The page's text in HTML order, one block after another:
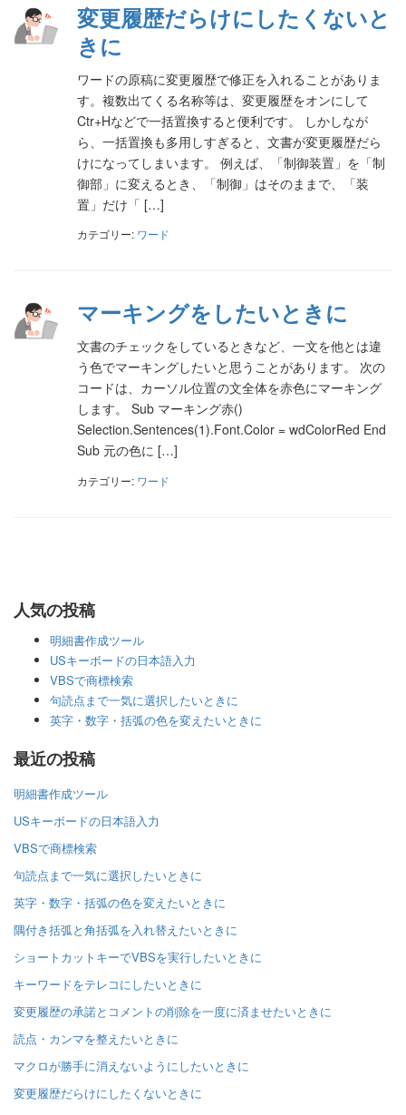
変更履歴だらけにしたくないと
きに
ワードの原稿に変更履歴で修正を入れることがありま
す。複数出てくる名称等は、変更履歴をオンにして
Ctr+Hなどで一括置換すると便利です。 しかしなが
ら、一括置換も多用しすぎると、文書が変更履歴だら
けになってしまいます。 例えば、「制御装置」を「制
御部」に変えるとき、「制御」はそのままで、「装
置」だけ「 […]
カテゴリー: ワード
マーキングをしたいときに
文書のチェックをしているときなど、一文を他とは違
う色でマーキングしたいと思うことがあります。 次の
コードは、カーソル位置の文全体を赤色にマーキング
します。 Sub マーキング赤()
Selection.Sentences(1).Font.Color = wdColorRed End
Sub 元の色に […]
カテゴリー: ワード
人気の投稿
明細書作成ツール
USキーボードの日本語入力
VBSで商標検索
句読点まで一気に選択したいときに
英字・数字・括弧の色を変えたいときに
最近の投稿
明細書作成ツール
USキーボードの日本語入力
VBSで商標検索
句読点まで一気に選択したいときに
英字・数字・括弧の色を変えたいときに
隅付き括弧と角括弧を入れ替えたいときに
ショートカットキーでVBSを実行したいときに
キーワードをテレコにしたいときに
変更履歴の承諾とコメントの削除を一度に済ませたいときに
読点・カンマを整えたいときに
マクロが勝手に消えないようにしたいときに
変更履歴だらけにしたくないときに